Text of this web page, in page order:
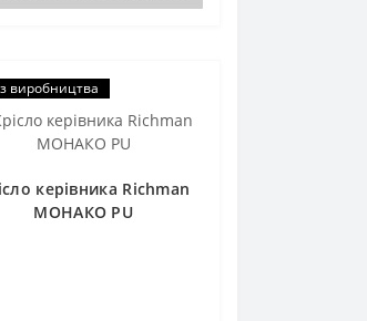
виробництва
керівника Richman
МОНАКО PU